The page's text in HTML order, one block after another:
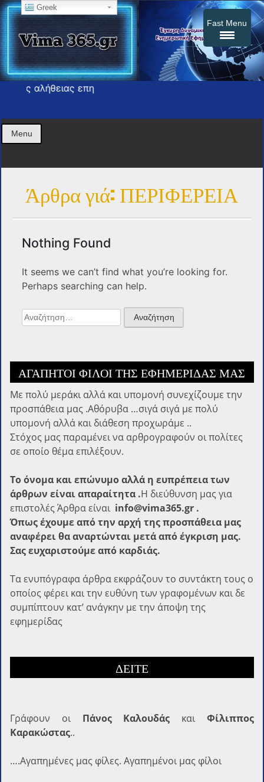
επη
vima365
Η εφημερίδα σας press
Menu
Άρθρα γιά: ΠΕΡΙΦΕΡΕΙΑ
Nothing Found
It seems we can’t find what you’re looking for.
Perhaps searching can help.
Αναζήτηση
για:
ΑΓΑΠΗΤΟΊ ΦΊΛΟΙ ΤΗΣ ΕΦΗΜΕΡΊΔΑΣ ΜΑΣ
Με πολύ μεράκι αλλά και υπομονή συνεχίζουμε την
προσπάθεια μας .Αθόρυβα …σιγά σιγά με πολύ
υπομονή αλλά και διάθεση προχωράμε ..
Στόχος μας παραμένει να αρθρογραφούν οι πολίτες
σε οποίο θέμα επιλέξουν.
Το όνομα και επώνυμο αλλά η ευπρέπεια των
άρθρων είναι απαραίτητα .Η διεύθυνση μας για
επιστολές Άρθρα είναι info@vima365.gr .
Όπως έχουμε από την αρχή της προσπάθεια μας
αναφέρει θα αναρτώνται μετά από έγκριση μας.
Σας ευχαριστούμε από καρδιάς.
Τα ενυπόγραφα άρθρα εκφράζουν το συντάκτη τους ο
οποίος φέρει και την ευθύνη των γραφομένων και δε
συμπίπτουν κατ’ ανάγκην με την άποψη της
εφημερίδας
ΔΕΙΤΕ
Γράφoυν οι Πάνος Καλουδάς και Φίλιππος
Καρακώστας..
….Αγαπημένες μας φίλες. Αγαπημένοι μας φίλοι
Greek
Fast Menu